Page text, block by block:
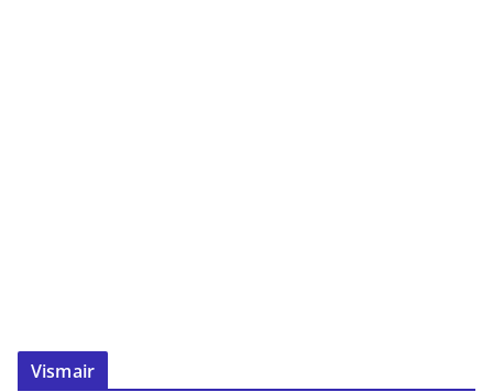
Vismair